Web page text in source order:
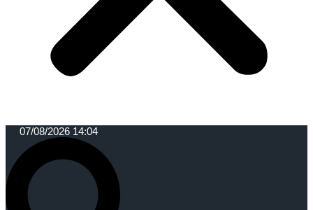
07/08/2026 14:04